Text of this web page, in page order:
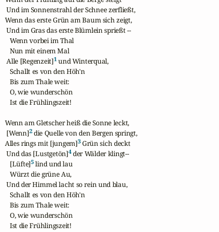
Und im Sonnenstrahl der Schnee zerfließt,
Wenn das erste Grün am Baum sich zeigt,
Und im Gras das erste Blümlein sprießt --
   Wenn vorbei im Thal
   Nun mit einem Mal
Alle [Regenzeit]1 und Winterqual,
   Schallt es von den Höh'n
   Bis zum Thale weit:
   O, wie wunderschön
   Ist die Frühlingszeit!
Wenn am Gletscher heiß die Sonne leckt,
[Wenn]2 die Quelle von den Bergen springt,
Alles rings mit [jungem]3 Grün sich deckt
Und das [Lustgetön]4 der Wälder klingt--
   [Lüfte]
5 lind und lau
   Würzt die grüne Au,
Und der Himmel lacht so rein und blau,
   Schallt es von den Höh'n
   Bis zum Thale weit:
   O, wie wunderschön
   Ist die Frühlingszeit!